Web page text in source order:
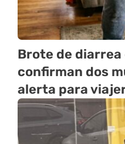
Brote de diarrea
confirman dos
alerta para